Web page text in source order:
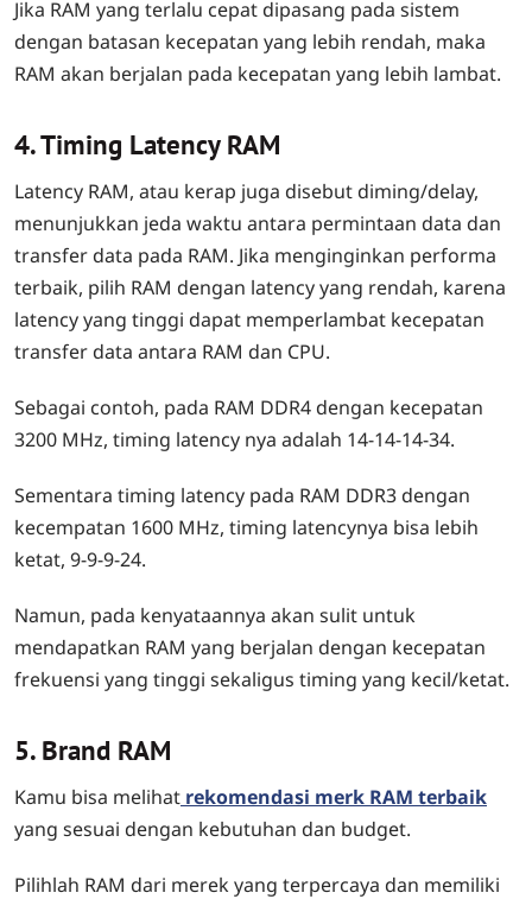
Jika RAM yang terlalu cepat dipasang pada sistem
dengan batasan kecepatan yang lebih rendah, maka
RAM akan berjalan pada kecepatan yang lebih lambat.
4. Timing Latency RAM
Latency RAM, atau kerap juga disebut diming/delay,
menunjukkan jeda waktu antara permintaan data dan
transfer data pada RAM. Jika menginginkan performa
terbaik, pilih RAM dengan latency yang rendah, karena
latency yang tinggi dapat memperlambat kecepatan
transfer data antara RAM dan CPU.
Sebagai contoh, pada RAM DDR4 dengan kecepatan
3200 MHz, timing latency nya adalah 14-14-14-34.
Sementara timing latency pada RAM DDR3 dengan
kecempatan 1600 MHz, timing latencynya bisa lebih
ketat, 9-9-9-24.
Namun, pada kenyataannya akan sulit untuk
mendapatkan RAM yang berjalan dengan kecepatan
frekuensi yang tinggi sekaligus timing yang kecil/ketat.
5. Brand RAM
Kamu bisa melihat rekomendasi merk RAM terbaik
yang sesuai dengan kebutuhan dan budget.
Pilihlah RAM dari merek yang terpercaya dan memiliki